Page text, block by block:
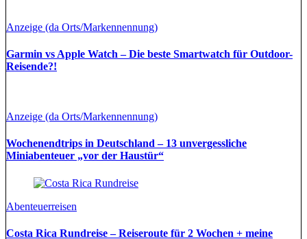
Anzeige (da Orts/Markennennung)
Garmin vs Apple Watch – Die beste Smartwatch für Outdoor-
Reisende?!
Anzeige (da Orts/Markennennung)
Wochenendtrips in Deutschland – 13 unvergessliche
Miniabenteuer „vor der Haustür“
Abenteuerreisen
Costa Rica Rundreise – Reiseroute für 2 Wochen + meine